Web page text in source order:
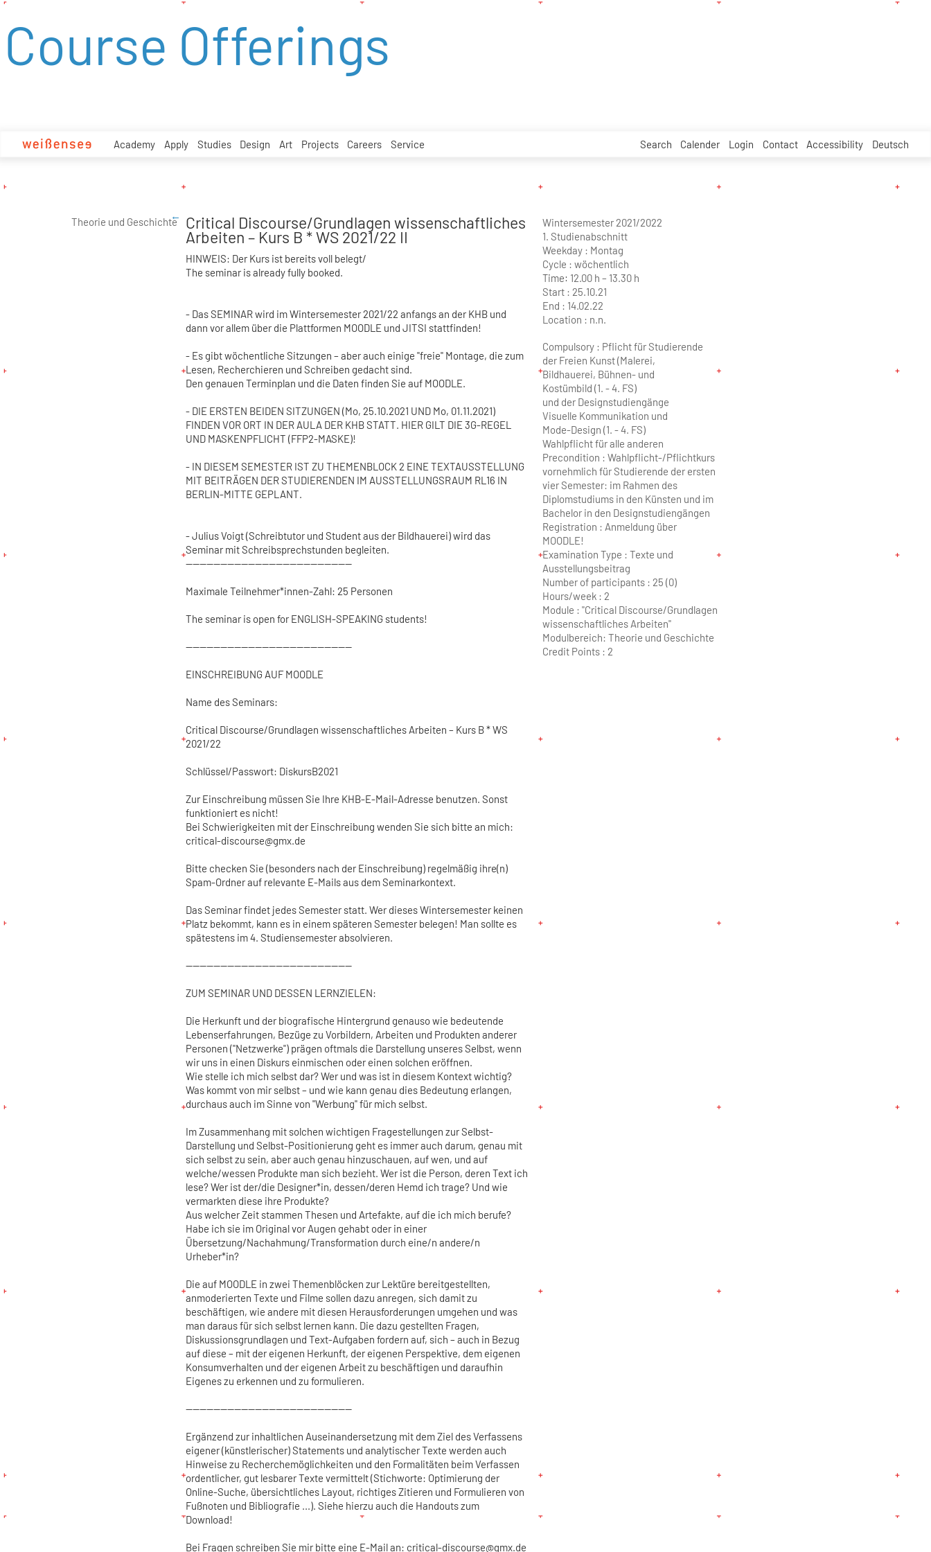
zum
Academy Apply Studies Design Art Projects Careers Service Search Calender Login Contact Accessibility Deutsch
Course Offerings
Theorie und Geschichte Critical Discourse/Grundlagen wissenschaftliches
Arbeiten – Kurs B * WS 2021/22 II
HINWEIS: Der Kurs ist bereits voll belegt/
The seminar is already fully booked.
- Das SEMINAR wird im Wintersemester 2021/22 anfangs an der KHB und
dann vor allem über die Plattformen MOODLE und JITSI stattfinden!
- Es gibt wöchentliche Sitzungen – aber auch einige "freie" Montage, die zum
Lesen, Recherchieren und Schreiben gedacht sind.
Den genauen Terminplan und die Daten finden Sie auf MOODLE.
- DIE ERSTEN BEIDEN SITZUNGEN (Mo, 25.10.2021 UND Mo, 01.11.2021)
FINDEN VOR ORT IN DER AULA DER KHB STATT. HIER GILT DIE 3G-REGEL
UND MASKENPFLICHT (FFP2-MASKE)!
- IN DIESEM SEMESTER IST ZU THEMENBLOCK 2 EINE TEXTAUSSTELLUNG
MIT BEITRÄGEN DER STUDIERENDEN IM AUSSTELLUNGSRAUM RL16 IN
BERLIN-MITTE GEPLANT.
- Julius Voigt (Schreibtutor und Student aus der Bildhauerei) wird das
Seminar mit Schreibsprechstunden begleiten.
------------------------------------------------
Maximale Teilnehmer*innen-Zahl: 25 Personen
The seminar is open for ENGLISH-SPEAKING students!
------------------------------------------------
EINSCHREIBUNG AUF MOODLE
Name des Seminars:
Critical Discourse/Grundlagen wissenschaftliches Arbeiten – Kurs B * WS
2021/22
Schlüssel/Passwort: DiskursB2021
Zur Einschreibung müssen Sie Ihre KHB-E-Mail-Adresse benutzen. Sonst
funktioniert es nicht!
Bei Schwierigkeiten mit der Einschreibung wenden Sie sich bitte an mich:
critical-discourse@gmx.de
Bitte checken Sie (besonders nach der Einschreibung) regelmäßig ihre(n)
Spam-Ordner auf relevante E-Mails aus dem Seminarkontext.
Das Seminar findet jedes Semester statt. Wer dieses Wintersemester keinen
Platz bekommt, kann es in einem späteren Semester belegen! Man sollte es
spätestens im 4. Studiensemester absolvieren.
------------------------------------------------
ZUM SEMINAR UND DESSEN LERNZIELEN:
Die Herkunft und der biografische Hintergrund genauso wie bedeutende
Lebenserfahrungen, Bezüge zu Vorbildern, Arbeiten und Produkten anderer
Personen ("Netzwerke") prägen oftmals die Darstellung unseres Selbst, wenn
wir uns in einen Diskurs einmischen oder einen solchen eröffnen.
Wie stelle ich mich selbst dar? Wer und was ist in diesem Kontext wichtig?
Was kommt von mir selbst – und wie kann genau dies Bedeutung erlangen,
durchaus auch im Sinne von "Werbung" für mich selbst.
Im Zusammenhang mit solchen wichtigen Fragestellungen zur Selbst-
Darstellung und Selbst-Positionierung geht es immer auch darum, genau mit
sich selbst zu sein, aber auch genau hinzuschauen, auf wen, und auf
welche/wessen Produkte man sich bezieht. Wer ist die Person, deren Text ich
lese? Wer ist der/die Designer*in, dessen/deren Hemd ich trage? Und wie
vermarkten diese ihre Produkte?
Aus welcher Zeit stammen Thesen und Artefakte, auf die ich mich berufe?
Habe ich sie im Original vor Augen gehabt oder in einer
Übersetzung/Nachahmung/Transformation durch eine/n andere/n
Urheber*in?
Die auf MOODLE in zwei Themenblöcken zur Lektüre bereitgestellten,
anmoderierten Texte und Filme sollen dazu anregen, sich damit zu
beschäftigen, wie andere mit diesen Herausforderungen umgehen und was
man daraus für sich selbst lernen kann. Die dazu gestellten Fragen,
Diskussionsgrundlagen und Text-Aufgaben fordern auf, sich – auch in Bezug
auf diese – mit der eigenen Herkunft, der eigenen Perspektive, dem eigenen
Konsumverhalten und der eigenen Arbeit zu beschäftigen und daraufhin
Eigenes zu erkennen und zu formulieren.
------------------------------------------------
Ergänzend zur inhaltlichen Auseinandersetzung mit dem Ziel des Verfassens
eigener (künstlerischer) Statements und analytischer Texte werden auch
Hinweise zu Recherchemöglichkeiten und den Formalitäten beim Verfassen
ordentlicher, gut lesbarer Texte vermittelt (Stichworte: Optimierung der
Online-Suche, übersichtliches Layout, richtiges Zitieren und Formulieren von
Fußnoten und Bibliografie ...). Siehe hierzu auch die Handouts zum
Download!
Bei Fragen schreiben Sie mir bitte eine E-Mail an: critical-discourse@gmx.de
Wintersemester 2021/2022
1. Studienabschnitt
Weekday : Montag
Cycle :wöchentlich
Time: 12.00 h – 13.30 h
Start : 25.10.21
End : 14.02.22
Location : n.n.
Compulsory : Pflicht für Studierende
der Freien Kunst (Malerei,
Bildhauerei, Bühnen- und
Kostümbild (1. - 4. FS)
und der Designstudiengänge
Visuelle Kommunikation und
Mode-Design (1. - 4. FS)
Wahlpflicht für alle anderen
Precondition : Wahlpflicht-/Pflichtkurs
vornehmlich für Studierende der ersten
vier Semester: im Rahmen des
Diplomstudiums in den Künsten und im
Bachelor in den Designstudiengängen
Registration : Anmeldung über
MOODLE!
Examination Type : Texte und
Ausstellungsbeitrag
Number of participants : 25 (0)
Hours/week : 2
Module :"Critical Discourse/Grundlagen
wissenschaftliches Arbeiten"
Modulbereich: Theorie und Geschichte
Credit Points : 2